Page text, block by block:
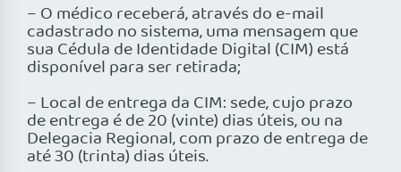
– O médico receberá, através do e-mail
cadastrado no sistema, uma mensagem que
sua Cédula de Identidade Digital (CIM) está
disponível para ser retirada;
– Local de entrega da CIM: sede, cujo prazo
de entrega é de 20 (vinte) dias úteis, ou na
Delegacia Regional, com prazo de entrega de
até 30 (trinta) dias úteis.